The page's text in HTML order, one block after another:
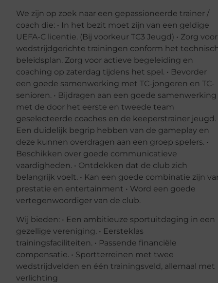
We zijn op zoek naar een gepassioneerde trainer /
coach die: • In het bezit moet zijn van een geldige
UEFA-C licentie. (Bij voorkeur TC3 Jeugd) • Zorg voor
wedstrijdgerichte trainingen conform het
beleidsplan. Zorg voor actieve begeleiding en
coaching op zaterdag tijdens het spel. • Bevorder
een goede samenwerking met TC-jongeren en TC-
senioren. • Bijdragen aan een goede samenwerking
met de door het eerste en tweede team
geselecteerde coaches en de keeperstrainer jeugd.
Een duidelijk begrip hebben van de gameplay en
deze kunnen overdragen aan een groep spelers. •
Beschikken over goede communicatieve
vaardigheden. • Ontdekken dat de club zich
belangrijk voelt. • Kan een goede combinatie zijn
prestatie en entertainment • Word een goede
vertegenwoordiger van de club.
Wij bieden: • Een ambitieuze sportuitdaging in een
gezellige vereniging. • Eersteklas
trainingsfaciliteiten. • Passende financiële
compensatie. • Sportterreinen met twee
wedstrijdvelden en één trainingsveld, allemaal met
verlichting